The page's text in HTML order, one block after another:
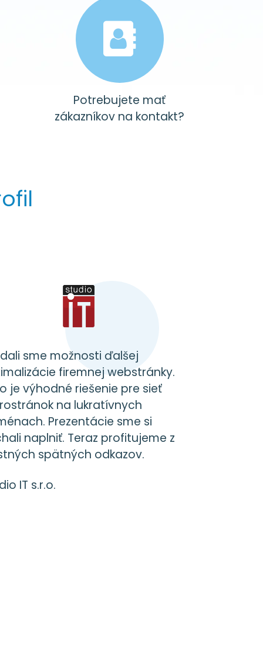
Potrebujete mať
zákazníkov na kontakt?
sme možnosti ďalšej
firemnej webstránky.
je výhodné riešenie pre sieť
na lukratívnych
Prezentácie sme si
naplniť. Teraz profitujeme z
spätných odkazov.
IT s.r.o.